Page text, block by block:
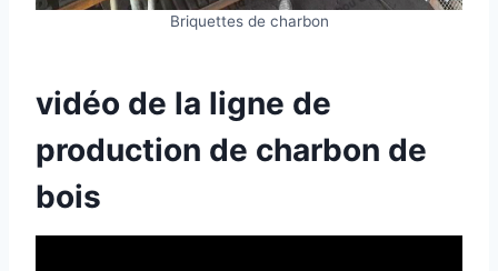
Briquettes de charbon
vidéo de la ligne de
production de charbon de
bois